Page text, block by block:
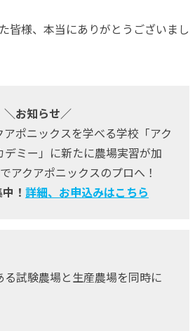
皆様、本当にありがとうございまし
＼お知らせ／
ポニックスを学べる学校「アク
ミー」に新たに農場実習が加
アクアポニックスのプロへ！
！ 詳細、お申込みはこちら
試験農場と生産農場を同時に